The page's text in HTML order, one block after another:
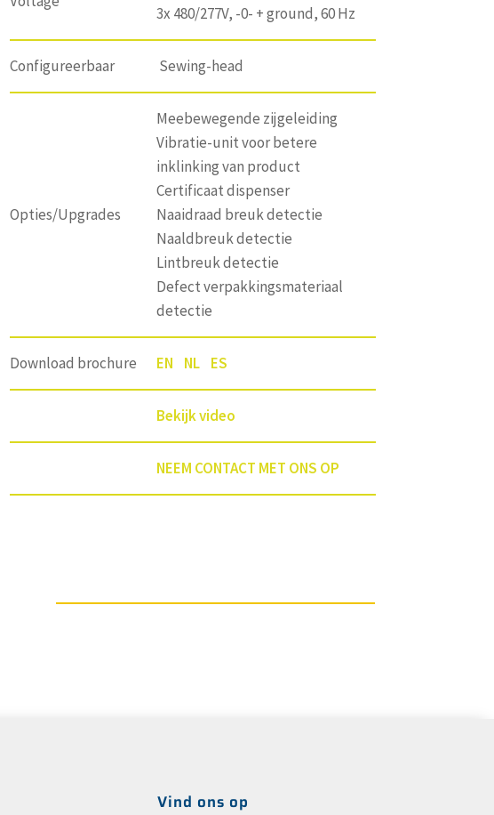
3x 480/277V, -0- + ground, 60 Hz
Configureerbaar Sewing-head
Opties/Upgrades
Meebewegende zijgeleiding
Vibratie-unit voor betere
inklinking van product
Certificaat dispenser
Naaidraad breuk detectie
Naaldbreuk detectie
Lintbreuk detectie
Defect verpakkingsmateriaal
detectie
Download brochure EN NL ES
Bekijk video
NEEM CONTACT MET ONS OP
Vind ons op